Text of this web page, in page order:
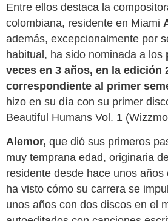
Entre ellos destaca la
colombiana, residente en Miami
además, excepcionalmente por
habitual, ha sido nominada a los
veces en 3 años, en la edición
correspondiente al primer
hizo en su día con su primer
Beautiful Humans Vol. 1
Alemor, que dió sus primeros
muy temprana edad, originaria
residente desde hace unos años
ha visto cómo su carrera se
unos años con dos discos en el